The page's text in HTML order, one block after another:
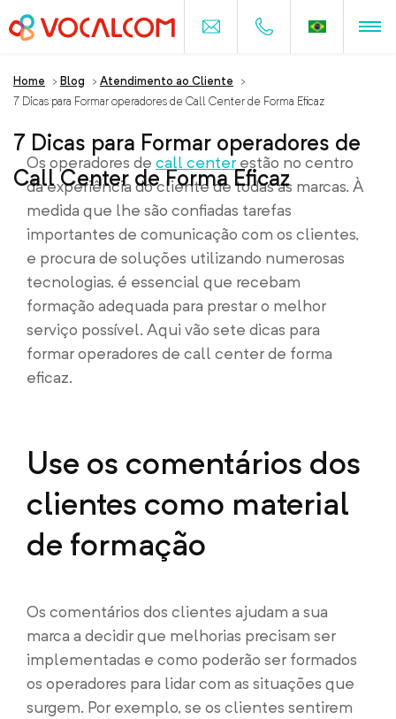
Home > Blog > Atendimento ao Cliente
>
7 Dicas para Formar operadores de Call Center de Forma Eficaz
7 Dicas para Formar operadores de
Call Center de Forma Eficaz
Os operadores de call center estão no centro
da experiência do cliente de todas as marcas. À
medida que lhe são confiadas tarefas
importantes de comunicação com os clientes,
e procura de soluções utilizando numerosas
tecnologias, é essencial que recebam
formação adequada para prestar o melhor
serviço possível. Aqui vão sete dicas para
formar operadores de call center de forma
eficaz.
Use os comentários dos
clientes como material
de formação
Os comentários dos clientes ajudam a sua
marca a decidir que melhorias precisam ser
implementadas e como poderão ser formados
os operadores para lidar com as situações que
surgem. Por exemplo, se os clientes sentirem